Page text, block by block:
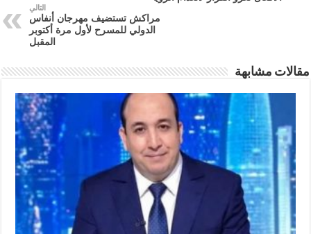
التالي
مراكش تستضيف مهرجان أنفاس
الدولي للمسرح لأول مرة أكتوبر
المقبل
مقالات مشابهة